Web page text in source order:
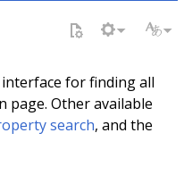
for finding all
page. Other available
search, and the